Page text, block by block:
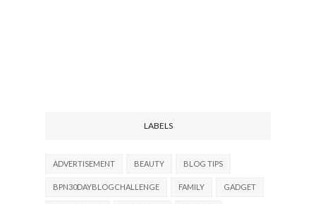
LABELS
ADVERTISEMENT BEAUTY BLOG TIPS
BPN30DAYBLOGCHALLENGE FAMILY GADGET